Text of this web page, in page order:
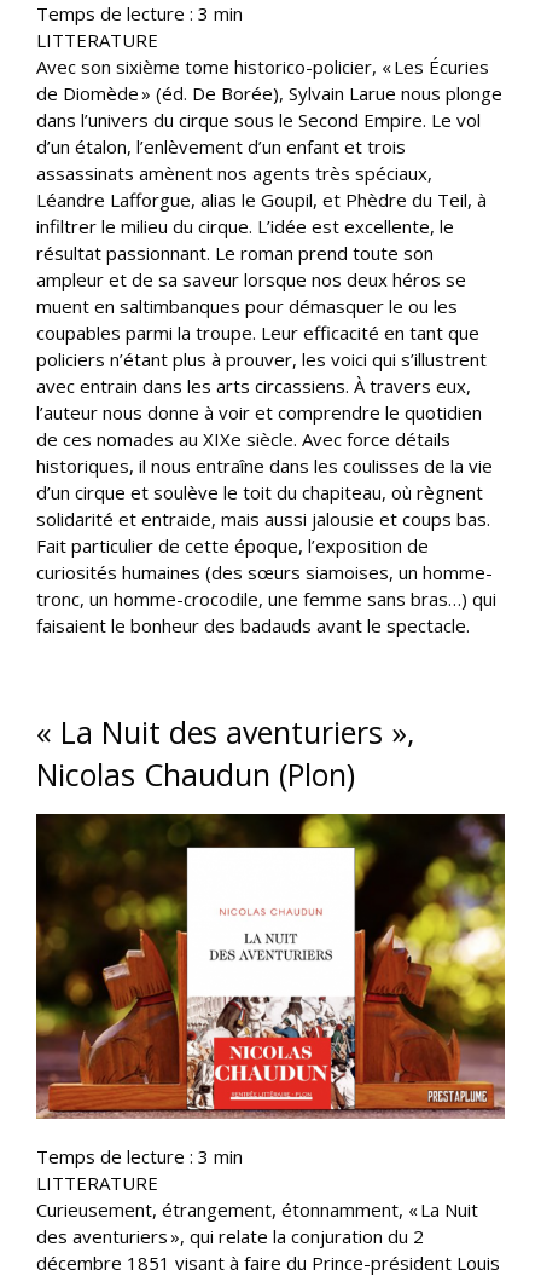
Temps de lecture : 3 min
LITTERATURE
Avec son sixième tome historico-policier, « Les Écuries
de Diomède » (éd. De Borée), Sylvain Larue nous plonge
dans l’univers du cirque sous le Second Empire. Le vol
d’un étalon, l’enlèvement d’un enfant et trois
assassinats amènent nos agents très spéciaux,
Léandre Lafforgue, alias le Goupil, et Phèdre du Teil, à
infiltrer le milieu du cirque. L’idée est excellente, le
résultat passionnant. Le roman prend toute son
ampleur et de sa saveur lorsque nos deux héros se
muent en saltimbanques pour démasquer le ou les
coupables parmi la troupe. Leur efficacité en tant que
policiers n’étant plus à prouver, les voici qui s’illustrent
avec entrain dans les arts circassiens. À travers eux,
l’auteur nous donne à voir et comprendre le quotidien
de ces nomades au XIXe siècle. Avec force détails
historiques, il nous entraîne dans les coulisses de la vie
d’un cirque et soulève le toit du chapiteau, où règnent
solidarité et entraide, mais aussi jalousie et coups bas.
Fait particulier de cette époque, l’exposition de
curiosités humaines (des sœurs siamoises, un homme-
tronc, un homme-crocodile, une femme sans bras…) qui
faisaient le bonheur des badauds avant le spectacle.
« La Nuit des aventuriers »,
Nicolas Chaudun (Plon)
Temps de lecture : 3 min
LITTERATURE
Curieusement, étrangement, étonnamment, « La Nuit
des aventuriers », qui relate la conjuration du 2
décembre 1851 visant à faire du Prince-président Louis